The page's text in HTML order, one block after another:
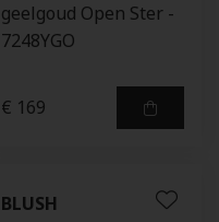
geelgoud Open Ster -
7248YGO
€ 169
BLUSH